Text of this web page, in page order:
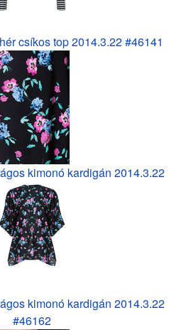
csíkos top 2014.3.22 #46141
kimonó kardigán 2014.3.22
kimonó kardigán 2014.3.22
#46162